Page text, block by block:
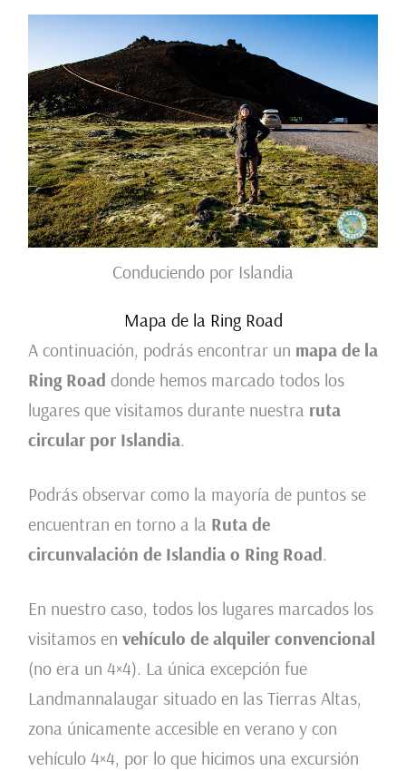
Conduciendo por Islandia
Mapa de la Ring Road
A continuación, podrás encontrar un mapa de la
Ring Road donde hemos marcado todos los
lugares que visitamos durante nuestra ruta
circular por Islandia.
Podrás observar como la mayoría de puntos se
encuentran en torno a la Ruta de
circunvalación de Islandia o Ring Road.
En nuestro caso, todos los lugares marcados los
visitamos en vehículo de alquiler convencional
(no era un 4×4). La única excepción fue
Landmannalaugar situado en las Tierras Altas,
zona únicamente accesible en verano y con
vehículo 4×4, por lo que hicimos una excursión